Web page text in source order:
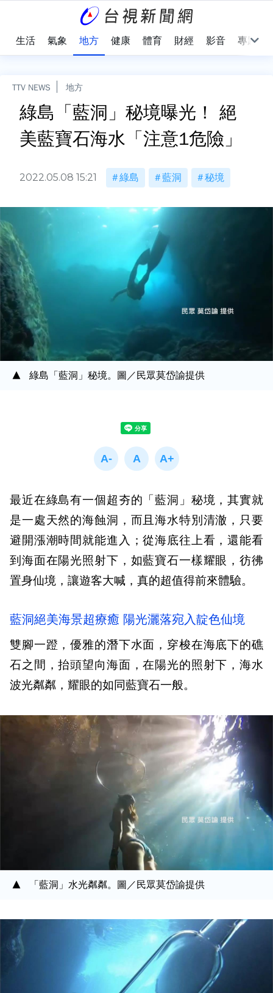
生活 氣象 地方 健康 體育 財經 影音 專題
TTV NEWS 地方
綠島「藍洞」秘境曝光！ 絕
美藍寶石海水「注意1危險」
2022.05.08 15:21 綠島 藍洞 秘境
綠島「藍洞」秘境。圖／民眾莫岱諭提供
最近在綠島有一個超夯的「藍洞」秘境，其實就
是一處天然的海蝕洞，而且海水特別清澈，只要
避開漲潮時間就能進入；從海底往上看，還能看
到海面在陽光照射下，如藍寶石一樣耀眼，彷彿
置身仙境，讓遊客大喊，真的超值得前來體驗。
藍洞絕美海景超療癒 陽光灑落宛入靛色仙境
雙腳一蹬，優雅的潛下水面，穿梭在海底下的礁
石之間，抬頭望向海面，在陽光的照射下，海水
波光粼粼，耀眼的如同藍寶石一般。
「藍洞」水光粼粼。圖／民眾莫岱諭提供